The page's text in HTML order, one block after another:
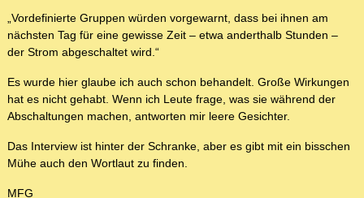
„Vordefinierte Gruppen würden vorgewarnt, dass bei ihnen am
nächsten Tag für eine gewisse Zeit – etwa anderthalb Stunden –
der Strom abgeschaltet wird.“
Es wurde hier glaube ich auch schon behandelt. Große Wirkungen
hat es nicht gehabt. Wenn ich Leute frage, was sie während der
Abschaltungen machen, antworten mir leere Gesichter.
Das Interview ist hinter der Schranke, aber es gibt mit ein bisschen
Mühe auch den Wortlaut zu finden.
MFG